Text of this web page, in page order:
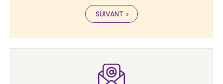
SUIVANT >